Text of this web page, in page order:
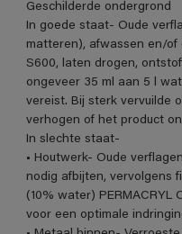
Geschilderde ondergrond
In goede staat- Oude
matteren), afwassen en/of
S600, laten drogen,
ongeveer 35 ml aan 5 l
vereist. Bij sterk vervuilde
verhogen of het product
In slechte staat-
• Houtwerk- Oude
nodig afbijten, vervolgens
(10% water) PERMACRYL
voor een optimale